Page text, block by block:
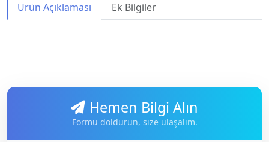
Ürün Açıklaması Ek Bilgiler
Hemen Bilgi Alın
Formu doldurun, size ulaşalım.